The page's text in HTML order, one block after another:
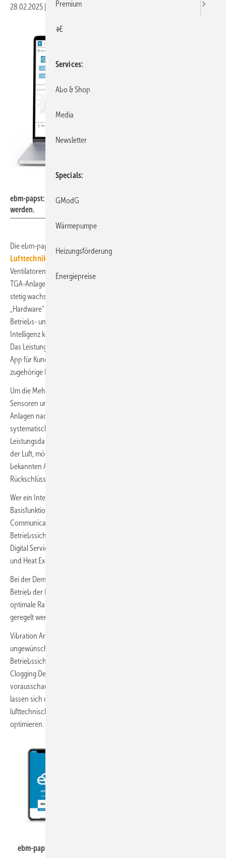
28.02.2025 Veröffentlicht in
ebm-papst: In der epCloud können die Anlagen(daten) überwacht
werden.
Die ebm-papst Gruppe hat ihr Angebotsspektrum um
Lufttechnik-Lösungen
erweitert. Laut Anbieter sind moderne EC-
Ventilatoren ein wichtiger Baustein für effiziente und zuverlässige
TGA-Anlagen. Um nennenswert Energie und Kosten zu sparen sowie
stetig wachsenden Anforderungen zu begegnen, reiche eine optimale
„Hardware“ alleine aber nicht mehr aus. Digitale Lösungen, die
Betriebs- und Umgebungsdaten mit Software und Künstlicher
Intelligenz kombinieren, sollen in diesem Kontext Mehrwerte bieten.
Das Leistungsangebot von ebm-papst umfasst aktuell eine Service-
App für Kunden und Fachpartner, die digitale Plattform epCloud sowie
zugehörige Basisfunktionen und Digitale Services.
Um die Mehrwerte der Digitalisierung zu nutzen, sind zunächst
Sensoren und Gateways erforderlich, mit denen auch bestehende
Anlagen nachgerüstet werden können. Digital vernetzt wird eine
systematische Erfassung von Betriebsdaten, beispielsweise
Leistungsdaten der Ventilatoren, Temperatur oder Feuchtigkeitsgehalt
der Luft, möglich. Auf Grundlage der Zustandswerte und der
bekannten Anlagendaten sowie der daraus gewonnenen
Rückschlüsse können Anlagen optimiert werden.
Wer ein IntelliGate Gateway und die epCloud nutzt, profitiert von zwei
Basisfunktionen: Condition Monitoring und Cloud-2-Cloud-
Communication, die weitere Energieeinsparungen und eine erhöhte
Betriebssicherheit ermöglichen. ebm-papst bietet außerdem drei
Digital Services: Demand-Controlled Ventilation, Vibration Analysis
und Heat Exchanger bzw. Filter Clogging Detection.
Bei der Demand-Controlled Ventilation wird ein bedarfsgesteuerter
Betrieb der EC-Ventilatoren realisiert. So können sie etwa auf die
optimale Raumluftqualität oder das tatsächlich benötigte Luftvolumen
geregelt werden.
Vibration Analysis konzentriert sich auf die Diagnose von
ungewünscht auftretenden Schwingungen bei Ventilatoren, um die
Betriebssicherheit zu erhöhen. Bei der Heat Exchanger bzw. Filter
Clogging Detection geht es um die Verschmutzungserkennung und
vorausschauende Reinigung von Wärmeübertragern und Filtern. So
lassen sich die Wartungseinsätze an Verflüssigern, Rückkühlern oder
lufttechnischen Anlagen hinsichtlich Betriebssicherheit und Effizienz
optimieren.
ebm-papst: Service App für Kunden und Fachpartner.
Premium
+E
Services
Abo & Shop
Media
Newsletter
Specials
GModG
Wärmepumpe
Heizungsförderung
Energiepreise